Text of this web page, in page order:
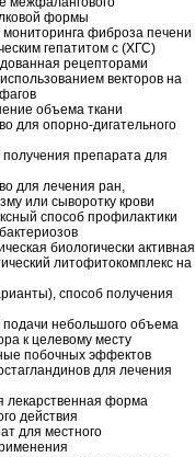
формы
фиброза печени
гепатитом с (ХГС)
рецепторами
векторов на
объема ткани
для опорно-дигательного
препарата для
для лечения ран,
или сыворотку крови
способ профилактики
биологически активная
литофитокомплекс на
способ получения
небольшого объема
к целевому месту
побочных эффектов
для лечения
лекарственная форма
действия
для местного